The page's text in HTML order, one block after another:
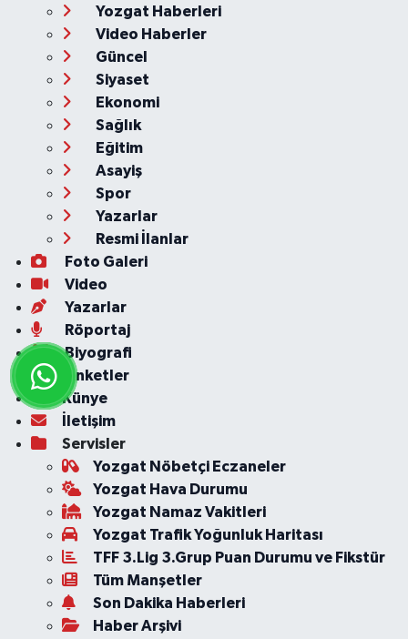
Yozgat Haberleri
Video Haberler
Güncel
Siyaset
Ekonomi
Sağlık
Eğitim
Asayiş
Spor
Yazarlar
Resmi İlanlar
Foto Galeri
Video
Yazarlar
Röportaj
Biyografi
Anketler
Künye
İletişim
Servisler
Yozgat Nöbetçi Eczaneler
Yozgat Hava Durumu
Yozgat Namaz Vakitleri
Yozgat Trafik Yoğunluk Haritası
TFF 3.Lig 3.Grup Puan Durumu ve Fikstür
Tüm Manşetler
Son Dakika Haberleri
Haber Arşivi